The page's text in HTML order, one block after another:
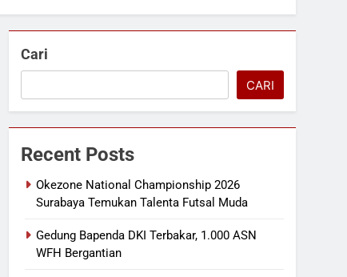
Cari
CARI
Recent Posts
Okezone National Championship 2026
Surabaya Temukan Talenta Futsal Muda
Gedung Bapenda DKI Terbakar, 1.000 ASN
WFH Bergantian